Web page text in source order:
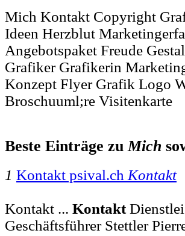
Mich Kontakt Copyright
Ideen Herzblut
Angebotspaket Freude
Grafiker Grafikerin
Konzept Flyer Grafik Logo
Broschuuml;re Visitenkarte
Beste Einträge zuMich
1 Kontakt psival.ch Kontakt
Kontakt ... Kontakt
Geschäftsführer Stettler